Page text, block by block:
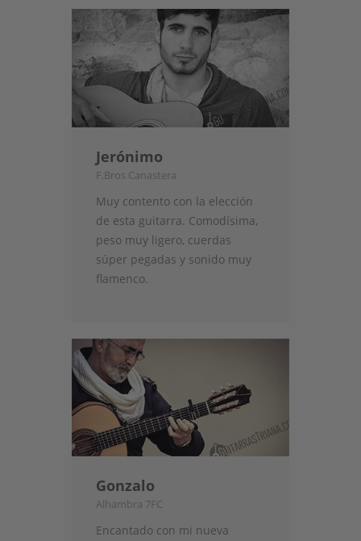
Jerónimo
F.Bros Canastera
Muy contento con la elección
de esta guitarra. Comodísima,
peso muy ligero, cuerdas
súper pegadas y sonido muy
flamenco.
Gonzalo
Alhambra 7FC
Encantado con mi nueva